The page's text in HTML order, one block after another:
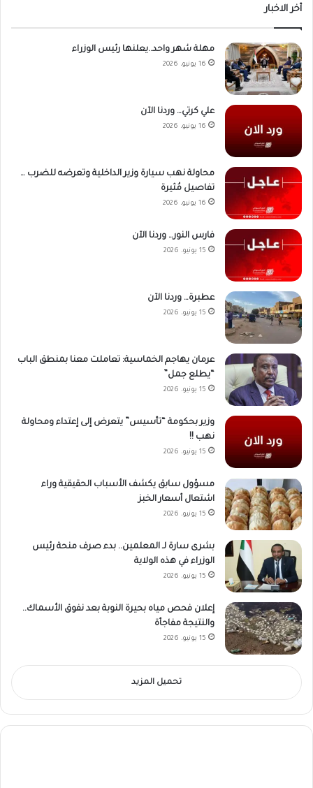
أخر الاخبار
مهلة شهر واحد..يعلنها رئيس الوزراء
16 يونيو، 2026
علي كرتي… وردنا الآن
16 يونيو، 2026
محاولة نهب سيارة وزير الداخلية وتعرضه للضرب …
تفاصيل مُثيرة
16 يونيو، 2026
فارس النور… وردنا الآن
15 يونيو، 2026
عطبرة… وردنا الآن
15 يونيو، 2026
عرمان يهاجم الخماسية: تعاملت معنا بمنطق الباب
“يطلع جمل”
15 يونيو، 2026
وزير بحكومة “تأسيس” يتعرض إلى إعتداء ومحاولة
نهب !!
15 يونيو، 2026
مسؤول سابق يكشف الأسباب الحقيقية وراء
اشتعال أسعار الخبز
15 يونيو، 2026
بشرى سارة لـ المعلمين.. بدء صرف منحة رئيس
الوزراء في هذه الولاية
15 يونيو، 2026
إعلان فحص مياه بحيرة النوبة بعد نفوق الأسماك..
والنتيجة مفاجأة
15 يونيو، 2026
تحميل المزيد